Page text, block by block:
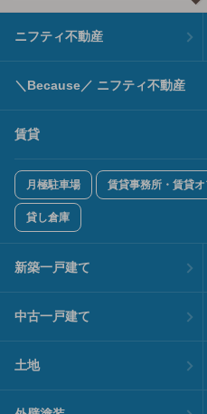
ニフティ不動産
＼Because／ ニフティ不動産
賃貸
月極駐車場 賃貸事務所・賃貸オ
貸し倉庫
新築一戸建て
中古一戸建て
土地